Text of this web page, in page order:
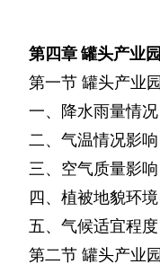
第四章罐头产业
第一节 罐头产业
一、降水雨量情况
二、气温情况影响
三、空气质量影响
四、植被地貌环境
五、气候适宜程度
第二节 罐头产业